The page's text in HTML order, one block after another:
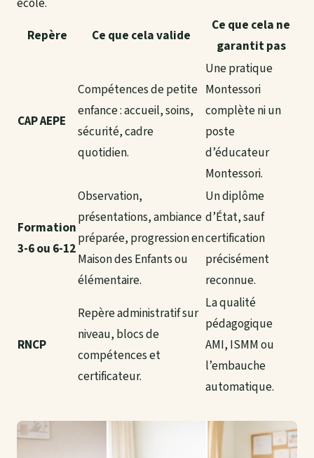
Repère
Ce que cela valide
Ce que cela ne
garantit pas
CAP AEPE
Compétences de petite
enfance : accueil, soins,
sécurité, cadre
quotidien.
Une pratique
Montessori
complète ni un
poste
d’éducateur
Montessori.
Formation
3-6 ou 6-12
Observation,
présentations, ambiance
préparée, progression en
Maison des Enfants ou
élémentaire.
Un diplôme
d’État, sauf
certification
précisément
reconnue.
RNCP
Repère administratif sur
niveau, blocs de
compétences et
certificateur.
La qualité
pédagogique
AMI, ISMM ou
l’embauche
automatique.